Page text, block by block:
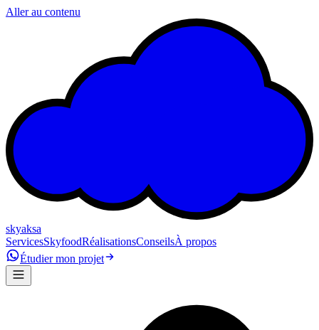
Aller au contenu
skyaksa
ServicesSkyfoodRéalisationsConseilsÀ propos
Étudier mon projet